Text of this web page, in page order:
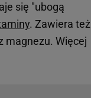
się "ubogą
. Zawiera też
magnezu. Więcej